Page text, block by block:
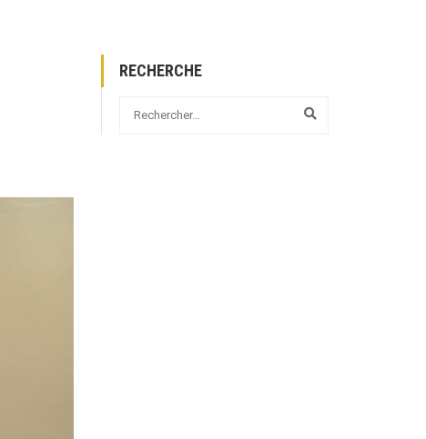
RECHERCHE